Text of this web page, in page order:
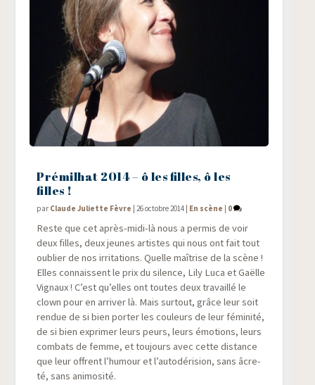
Prémilhat 2014 – ô les filles, ô les
filles !
par Claude Juliette Fèvre |26 octobre 2014 En scène 0
Reste que cet après-midi-là nous a per­mis de voir
deux filles, deux jeunes artistes qui nous ont fait tout
oublier de nos irri­ta­tions. Quelle maî­trise de la scène !
Elles connaissent le prix du silence, Lily Luca et Gaëlle
Vignaux ! C’est qu’elles ont toutes deux tra­vaillé le
clown pour en arri­ver là. Mais sur­tout, grâce leur soit
ren­due de si bien por­ter les cou­leurs de leur fémi­ni­té,
de si bien expri­mer leurs peurs, leurs émo­tions, leurs
com­bats de femme, et tou­jours avec cette dis­tance
que leur offrent l’humour et l’autodérision, sans âcre­
té, sans animosité.